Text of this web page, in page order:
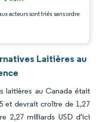
acteurs sont triés sans ordre
Laitières au
laitières au Canada était
et devrait croître de 1,27
2,27 milliards USD d'ici